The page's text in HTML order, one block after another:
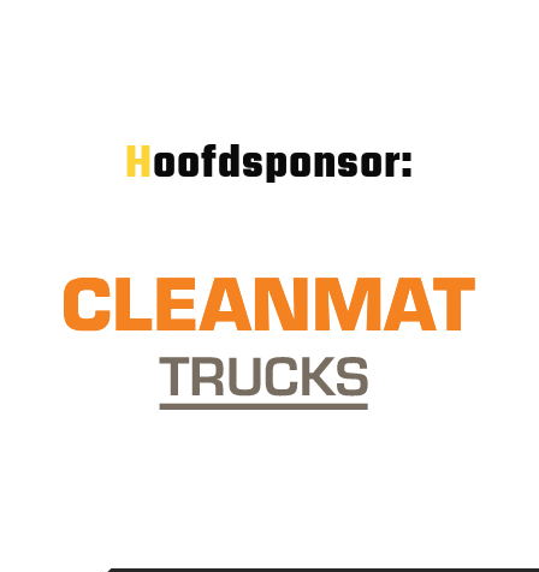
Hoofdsponsor: